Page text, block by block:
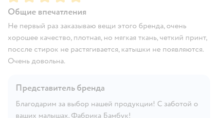
Общие впечатления
Не первый раз заказываю вещи этого бренда, очень
хорошее качество, плотная, но мягкая ткань, четкий принт,
поссле стирок не растягивается, катышки не появляются.
Очень довольна.
Представитель бренда
Благодарим за выбор нашей продукции! С заботой о
ваших малышах, Фабрика Бамбук!